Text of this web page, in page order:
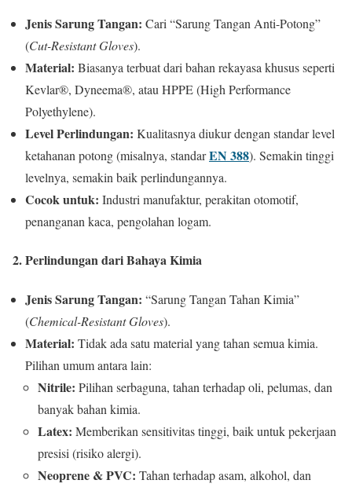
Jenis Sarung Tangan: Cari “Sarung Tangan Anti-Potong”
(Cut-Resistant Gloves).
Material: Biasanya terbuat dari bahan rekayasa khusus seperti
Kevlar®, Dyneema®, atau HPPE (High Performance
Polyethylene).
Level Perlindungan: Kualitasnya diukur dengan standar level
ketahanan potong (misalnya, standarEN 388). Semakin tinggi
levelnya, semakin baik perlindungannya.
Cocok untuk: Industri manufaktur, perakitan otomotif,
penanganan kaca, pengolahan logam.
2. Perlindungan dari Bahaya Kimia
Jenis Sarung Tangan: “Sarung Tangan Tahan Kimia”
(Chemical-Resistant Gloves).
Material: Tidak ada satu material yang tahan semua kimia.
Pilihan umum antara lain:
Nitrile: Pilihan serbaguna, tahan terhadap oli, pelumas, dan
banyak bahan kimia.
Latex: Memberikan sensitivitas tinggi, baik untuk pekerjaan
presisi (risiko alergi).
Neoprene & PVC: Tahan terhadap asam, alkohol, dan